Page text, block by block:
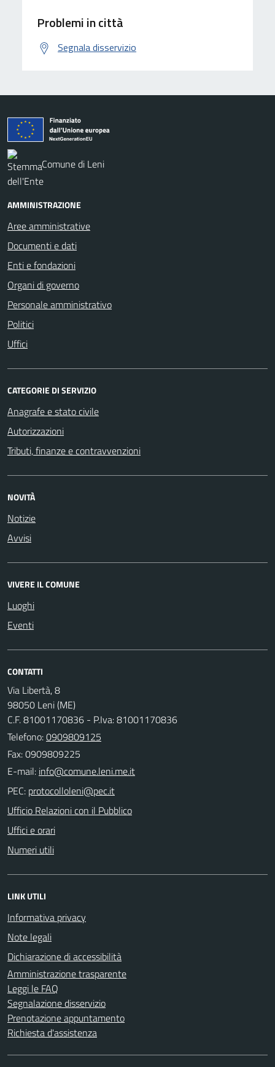
Problemi in città
Segnala disservizio
Comune di Leni
AMMINISTRAZIONE
Aree amministrative
Documenti e dati
Enti e fondazioni
Organi di governo
Personale amministrativo
Politici
Uffici
CATEGORIE DI SERVIZIO
Anagrafe e stato civile
Autorizzazioni
Tributi, finanze e contravvenzioni
NOVITÀ
Notizie
Avvisi
VIVERE IL COMUNE
Luoghi
Eventi
CONTATTI
Via Libertà, 8
98050 Leni (ME)
C.F. 81001170836 - P.Iva: 81001170836
Telefono:0909809125
Fax: 0909809225
E-mail:
PEC:
Ufficio Relazioni con il Pubblico
Uffici e orari
Numeri utili
LINK UTILI
Informativa privacy
Note legali
Dichiarazione di accessibilità
Amministrazione trasparente
Leggi le FAQ
Segnalazione disservizio
Prenotazione appuntamento
Richiesta d'assistenza